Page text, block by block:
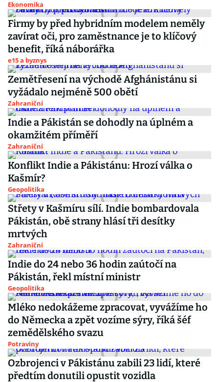
Ekonomika
Firmy by před hybridním modelem neměly
zavírat oči, pro zaměstnance je to klíčový
benefit, říká náborářka
e15 a byznys
Zemětřesení na východě Afghánistánu si
vyžádalo nejméně 500 obětí
Zahraniční
Indie a Pákistán se dohodly na úplném a
okamžitém příměří
Zahraniční
Konflikt Indie a Pákistánu: Hrozí válka o
Kašmír?
Geopolitika
Střety v Kašmíru sílí. Indie bombardovala
Pákistán, obě strany hlásí tři desítky
mrtvých
Zahraniční
Indie do 24 nebo 36 hodin zaútočí na
Pákistán, řekl místní ministr
Geopolitika
Mléko nedokážeme zpracovat, vyvážíme ho
do Německa a zpět vozíme sýry, říká šéf
zemědělského svazu
Potraviny
Ozbrojenci v Pákistánu zabili 23 lidí, které
předtím donutili opustit vozidla